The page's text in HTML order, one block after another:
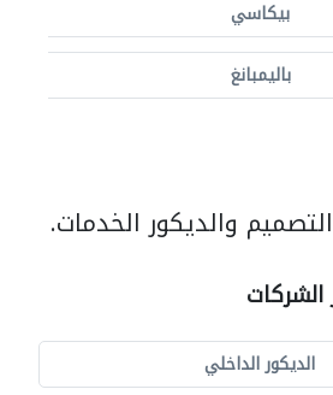
بيكاسي
باليمبانغ
والديكور الخدمات.
الشركات
الديكور الداخلي